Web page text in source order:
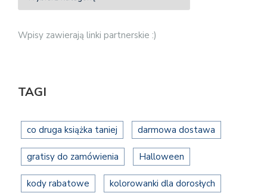
Wpisy zawierają linki partnerskie :)
TAGI
co druga książka taniej darmowa dostawa
gratisy do zamówienia Halloween
kody rabatowe kolorowanki dla dorosłych